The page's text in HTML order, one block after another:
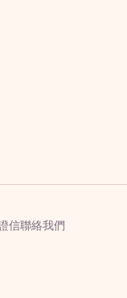
信聯絡我們